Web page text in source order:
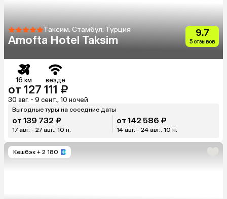
Таксим, Стамбул, Турция
Amofta Hotel Taksim
9.7
5 отзывов
16 км везде
от 127 111 ₽
30 авг. - 9 сент., 10 ночей
Выгодные туры на соседние даты
от 139 732 ₽
17 авг. - 27 авг., 10 н.
от 142 586 ₽
14 авг. - 24 авг., 10 н.
Кешбэк + 2 180